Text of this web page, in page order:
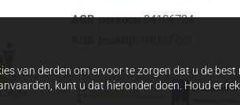
van derden om ervoor te zorgen dat u de
kunt u dat hieronder doen. Houd er
AGB persoon04106724